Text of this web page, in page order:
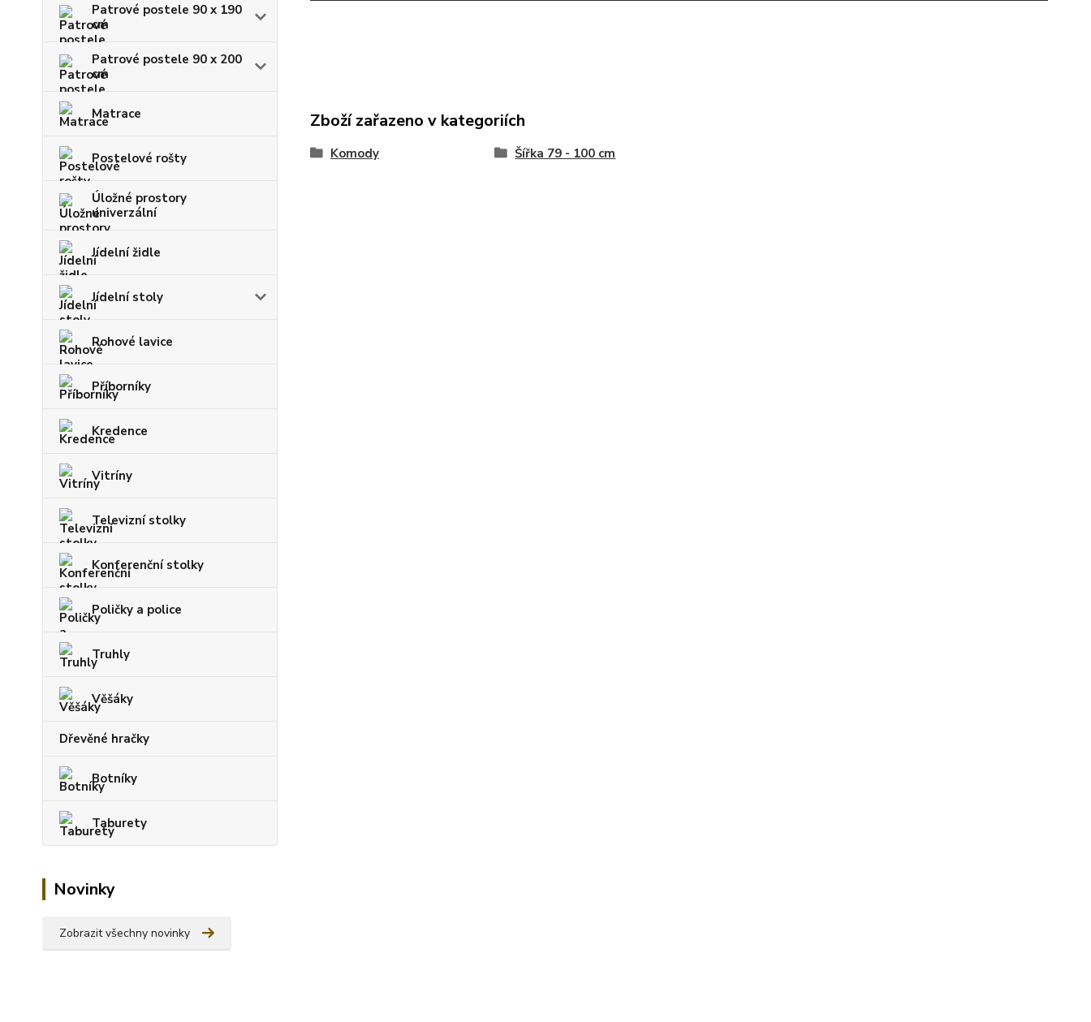
Patrové postele 90 x 190
cm
Patrové postele 90 x 200
cm
Matrace
Postelové rošty
Úložné prostory
univerzální
Jídelní židle
Jídelní stoly
Rohové lavice
Příborníky
Kredence
Vitríny
Televizní stolky
Konferenční stolky
Poličky a police
Truhly
Věšáky
Dřevěné hračky
Botníky
Taburety
Novinky
Zobrazit všechny novinky
Zboží zařazeno v kategoriích
Komody Šířka 79 - 100 cm